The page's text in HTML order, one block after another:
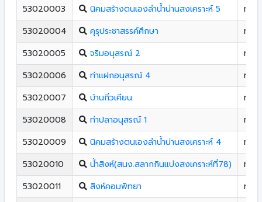
53020003
นิคมสร้างตนเองลำน้ำน่านสงเคราะห์ 5
ท่าป
53020004
คุรุประชาสรรค์ศึกษา
ท่าป
53020005
จริมอนุสรณ์ 2
ท่าป
53020006
ท่าแฝกอนุสรณ์ 4
ท่าป
53020007
บ้านกิ่วเคียน
ท่าป
53020008
ท่าปลาอนุสรณ์ 1
ท่าป
53020009
นิคมสร้างตนเองลำน้ำน่านสงเคราะห์ 4
ท่าป
53020010
น้ำสิงห์(สนง.สลากกินแบ่งสงเคราะห์ที่78)
ท่าป
53020011
สิงห์คอมพิทยา
ท่าป